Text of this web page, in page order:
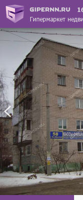
Гипермаркет